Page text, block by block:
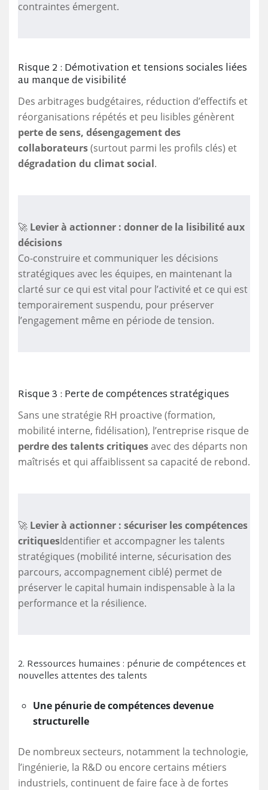
contraintes émergent.
Risque 2 : Démotivation et tensions sociales liées
au manque de visibilité
Des arbitrages budgétaires, réduction d’effectifs et
réorganisations répétés et peu lisibles génèrent
perte de sens, désengagement des
collaborateurs(surtout parmi les profils clés) et
dégradation du climat social.
🚀 Levier à actionner : donner de la lisibilité aux
décisions
Co-construire et communiquer les décisions
stratégiques avec les équipes, en maintenant la
clarté sur ce qui est vital pour l’activité et ce qui est
temporairement suspendu, pour préserver
l’engagement même en période de tension.
Risque 3 : Perte de compétences stratégiques
Sans une stratégie RH proactive (formation,
mobilité interne, fidélisation), l’entreprise risque de
perdre des talents critiquesavec des départs non
maîtrisés et qui affaiblissent sa capacité de rebond.
🚀 Levier à actionner : sécuriser les compétences
critiquesIdentifier et accompagner les talents
stratégiques (mobilité interne, sécurisation des
parcours, accompagnement ciblé) permet de
préserver le capital humain indispensable à la la
performance et la résilience.
2. Ressources humaines : pénurie de compétences et
nouvelles attentes des talents
Une pénurie de compétences devenue
structurelle
De nombreux secteurs, notamment la technologie,
l’ingénierie, la R&D ou encore certains métiers
industriels, continuent de faire face à de fortes